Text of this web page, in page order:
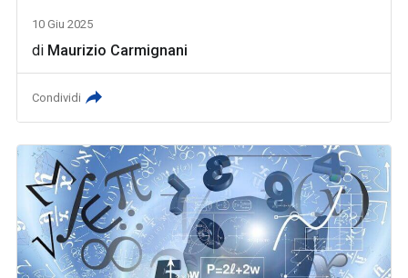
10 Giu 2025
di Maurizio Carmignani
Condividi